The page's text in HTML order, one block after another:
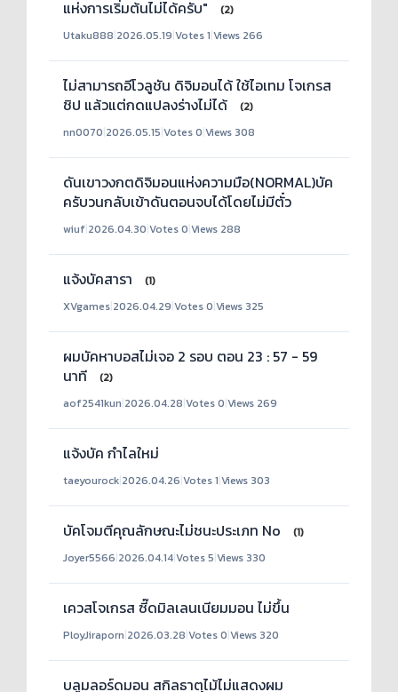
แห่งการเริ่มต้นไม่ได้ครับ"
(2)
Utaku888|2026.05.19|Votes 1|Views 266
ไม่สามารถอีโวลูชัน ดิจิมอนได้ ใช้ไอเทม โจเกรส
ชิป แล้วแต่กดแปลงร่างไม่ได้
(2)
nn0070|2026.05.15|Votes 0|Views 308
ดันเขาวงกตดิจิมอนแห่งความมือ(NORMAL)บัค
ครับวนกลับเข้าดันตอนจบได้โดยไม่มีตั๋ว
wiuf|2026.04.30|Votes 0|Views 288
แจ้งบัคสารา
(1)
XVgames|2026.04.29|Votes 0|Views 325
ผมบัคหาบอสไม่เจอ 2 รอบ ตอน 23 : 57 - 59
นาที
(2)
aof2541kun|2026.04.28|Votes 0|Views 269
แจ้งบัค กำไลใหม่
taeyourock|2026.04.26|Votes 1|Views 303
บัคโจมตีคุณลักษณะไม่ชนะประเภท No
(1)
Joyer5566|2026.04.14|Votes 5|Views 330
เควสโจเกรส ซี๊ดมิลเลนเนียมมอน ไม่ขึ้น
PloyJiraporn|2026.03.28|Votes 0|Views 320
บลูมลอร์ดมอน สกิลธาตุไม้ไม่แสดงผม